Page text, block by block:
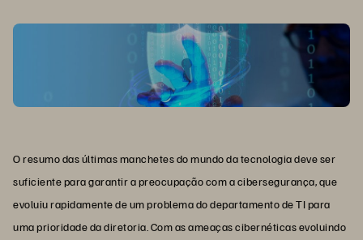
O resumo das últimas manchetes do mundo da tecnologia deve ser
suficiente para garantir a preocupação com a cibersegurança, que
evoluiu rapidamente de um problema do departamento de TI para
uma prioridade da diretoria. Com as ameaças cibernéticas evoluindo